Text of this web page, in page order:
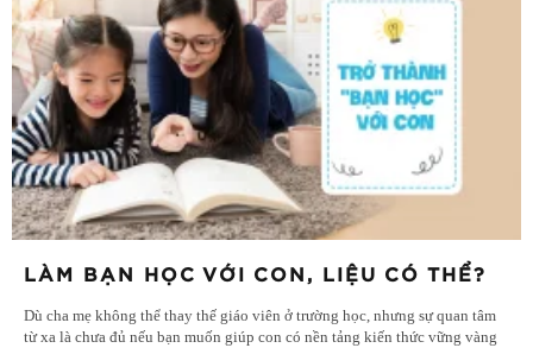
LÀM BẠN HỌC VỚI CON, LIỆU CÓ THỂ?
Dù cha mẹ không thể thay thế giáo viên ở trường học, nhưng sự quan tâm
từ xa là chưa đủ nếu bạn muốn giúp con có nền tảng kiến thức vững vàng